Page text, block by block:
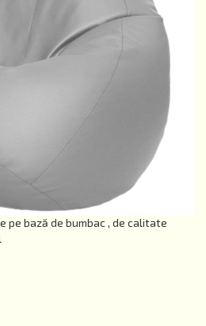
pe bază de bumbac , de calitate